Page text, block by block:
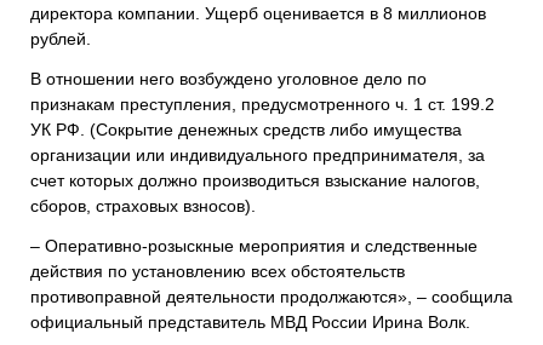
директора компании. Ущерб оценивается в 8 миллионов
рублей.
В отношении него возбуждено уголовное дело по
признакам преступления, предусмотренного ч. 1 ст. 199.2
УК РФ. (Сокрытие денежных средств либо имущества
организации или индивидуального предпринимателя, за
счет которых должно производиться взыскание налогов,
сборов, страховых взносов).
– Оперативно-розыскные мероприятия и следственные
действия по установлению всех обстоятельств
противоправной деятельности продолжаются», – сообщила
официальный представитель МВД России Ирина Волк.